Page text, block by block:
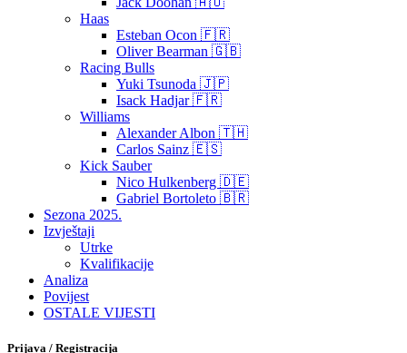
Haas
Esteban Ocon 🇫🇷
Oliver Bearman 🇬🇧
Racing Bulls
Yuki Tsunoda 🇯🇵
Isack Hadjar 🇫🇷
Williams
Alexander Albon 🇹🇭
Carlos Sainz 🇪🇸
Kick Sauber
Nico Hulkenberg 🇩🇪
Gabriel Bortoleto 🇧🇷
Sezona 2025.
Izvještaji
Utrke
Kvalifikacije
Analiza
Povijest
OSTALE VIJESTI
Prijava / Registracija